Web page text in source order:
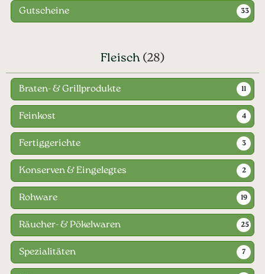
Gutscheine 33
Fleisch (28)
Braten- & Grillprodukte 11
Feinkost 4
Fertiggerichte 3
Konserven & Eingelegtes 2
Rohware 19
Räucher- & Pökelwaren 25
Spezialitäten 7